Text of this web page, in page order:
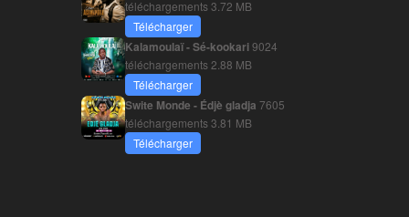
téléchargements3.72 MB
Télécharger
Kalamoulaï - Sé-kookari9024
téléchargements 2.88 MB
Télécharger
Swite Monde - Édjè gladja 7605
téléchargements3.81 MB
Télécharger